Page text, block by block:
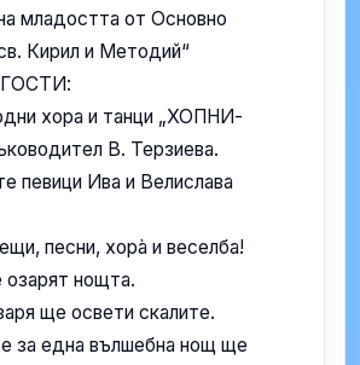
младостта от Основно
Кирил и Методий“
хора и танци „ХОПНИ-
В. Терзиева.
певици Ива и Велислава
песни, хорà и веселба!
озарят нощта.
ще освети скалите.
за една вълшебна нощ ще